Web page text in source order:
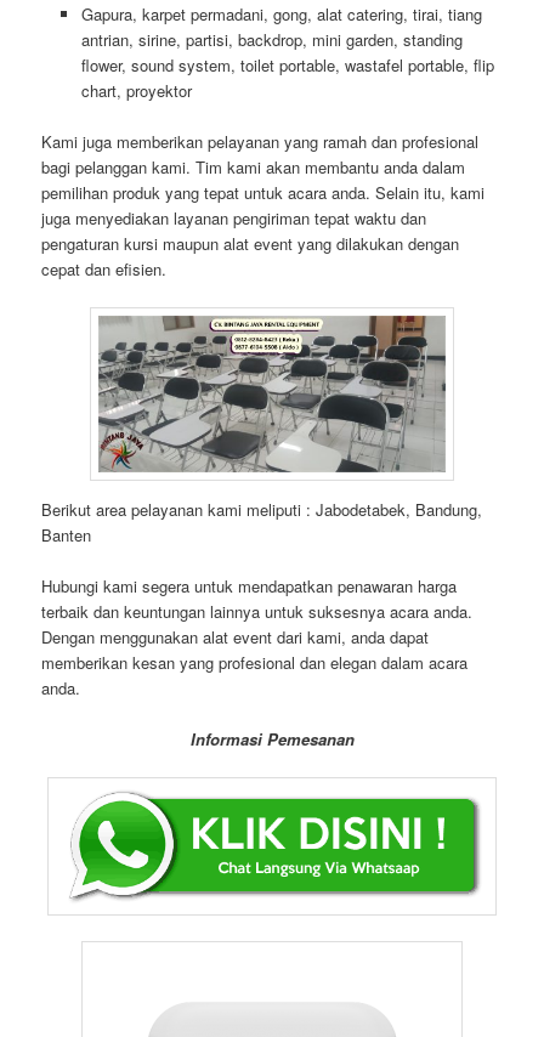
Gapura, karpet permadani, gong, alat catering, tirai, tiang
antrian, sirine, partisi, backdrop, mini garden, standing
flower, sound system, toilet portable, wastafel portable, flip
chart, proyektor
Kami juga memberikan pelayanan yang ramah dan profesional
bagi pelanggan kami. Tim kami akan membantu anda dalam
pemilihan produk yang tepat untuk acara anda. Selain itu, kami
juga menyediakan layanan pengiriman tepat waktu dan
pengaturan kursi maupun alat event yang dilakukan dengan
cepat dan efisien.
Berikut area pelayanan kami meliputi : Jabodetabek, Bandung,
Banten
Hubungi kami segera untuk mendapatkan penawaran harga
terbaik dan keuntungan lainnya untuk suksesnya acara anda.
Dengan menggunakan alat event dari kami, anda dapat
memberikan kesan yang profesional dan elegan dalam acara
anda.
Informasi Pemesanan